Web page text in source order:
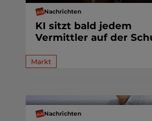
Nachrichten
KI sitzt bald jedem
Vermittler auf der
Markt
Nachrichten